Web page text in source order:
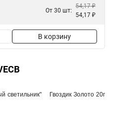
От 30 шт:
54,17 ₽
54,17 ₽
В корзину
светильник" Гвоздик Золото 20г